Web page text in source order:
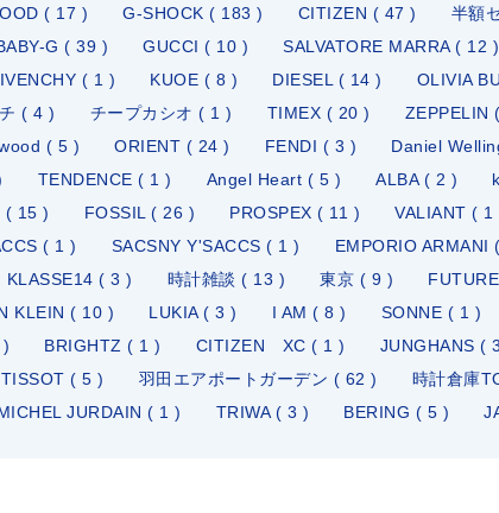
( 17 ) G-SHOCK ( 183 ) CITIZEN ( 47 ) 半額
G ( 39 ) GUCCI ( 10 ) SALVATORE MARRA ( 12 )
( 1 ) KUOE ( 8 ) DIESEL ( 14 ) OLIVIA
( 4 ) チープカシオ ( 1 ) TIMEX ( 20 ) ZEPPELIN
( 5 ) ORIENT ( 24 ) FENDI ( 3 ) Daniel
TENDENCE ( 1 ) Angel Heart ( 5 ) ALBA ( 2 )
( 15 ) FOSSIL ( 26 ) PROSPEX ( 11 ) VALIANT ( 1
( 1 ) SACSNY Y'SACCS ( 1 ) EMPORIO ARMANI
KLASSE14 ( 3 ) 時計雑談 ( 13 ) 東京 ( 9 )
KLEIN ( 10 ) LUKIA ( 3 ) I AM ( 8 ) SONNE ( 1 )
BRIGHTZ ( 1 ) CITIZEN XC ( 1 ) JUNGHANS (
TISSOT ( 5 ) 羽田エアポートガーデン ( 62 )
時計倉庫
JURDAIN ( 1 ) TRIWA ( 3 ) BERING ( 5 )